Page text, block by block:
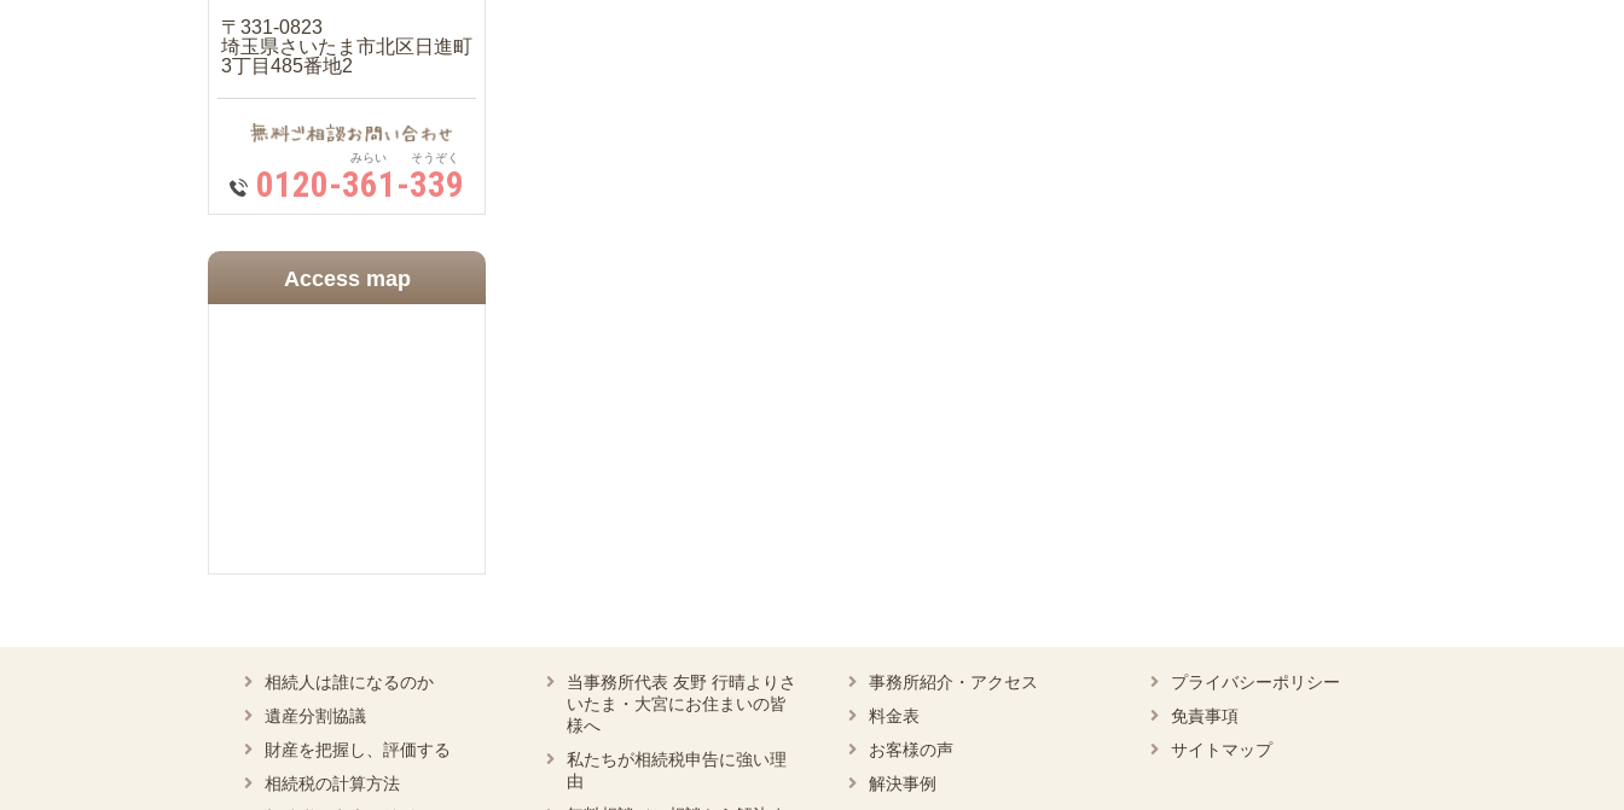
〒331-0823
埼玉県さいたま市北区日進町
3丁目485番地2
みらい そうぞく
0120-361-339
Access map
相続人は誰になるのか
遺産分割協議
財産を把握し、評価する
相続税の計算方法
当事務所代表 友野 行晴よりさ
いたま・大宮にお住まいの皆
様へ
私たちが相続税申告に強い理
由
事務所紹介・アクセス
料金表
お客様の声
解決事例
プライバシーポリシー
免責事項
サイトマップ